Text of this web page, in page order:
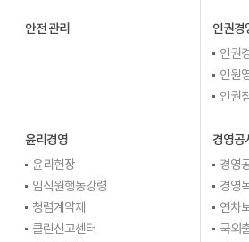
안전 관리 인권경
인권
인원
인권
윤리경영
윤리헌장
임직원행동강령
청렴계약제
클린신고센터
경영공
경영
경영
연차
국외